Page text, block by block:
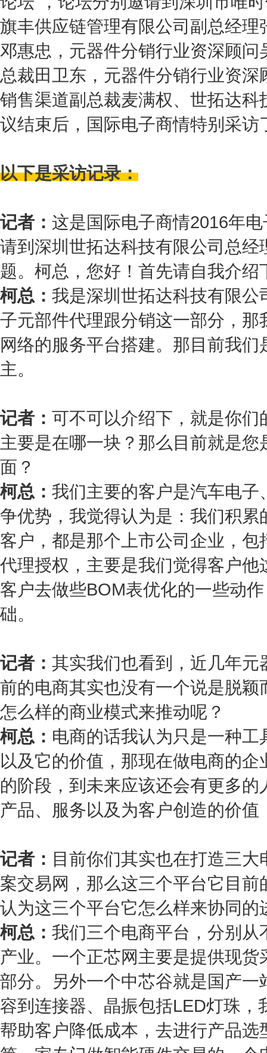
旗丰供应链管理有限公司副总经
邓惠忠，元器件分销行业资深顾
总裁田卫东，元器件分销行业资
销售渠道副总裁麦满权、世拓达
议结束后，国际电子商情特别采
以下是采访记录：
记者： 这是国际电子商情2016年
请到深圳世拓达科技有限公司总
题。柯总，您好！首先请自我介
柯总： 我是深圳世拓达科技有限
子元部件代理跟分销这一部分，
网络的服务平台搭建。那目前我
主。
记者： 可不可以介绍下，就是你
主要是在哪一块？那么目前就是
面？
柯总： 我们主要的客户是汽车电
争优势，我觉得认为是：我们积
客户，都是那个上市公司企业，
代理授权，主要是我们觉得客户
客户去做些BOM表优化的一些动
础。
记者： 其实我们也看到，近几年
前的电商其实也没有一个说是脱
怎么样的商业模式来推动呢？
柯总： 电商的话我认为只是一种
以及它的价值，那现在做电商的
的阶段，到未来应该还会有更多
产品、服务以及为客户创造的价
记者： 目前你们其实也在打造三
案交易网，那么这三个平台它目
认为这三个平台它怎么样来协同的
柯总： 我们三个电商平台，分别
产业。一个正芯网主要是提供现
部分。另外一个中芯谷就是国产
容到连接器、晶振包括LED灯珠
帮助客户降低成本，去进行产品